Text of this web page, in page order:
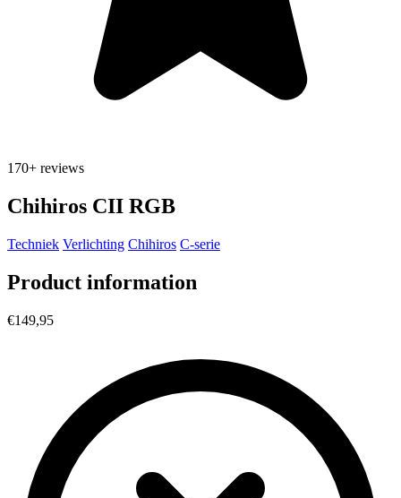
170+ reviews
Chihiros CII RGB
Techniek Verlichting Chihiros C-serie
Product information
€149,95